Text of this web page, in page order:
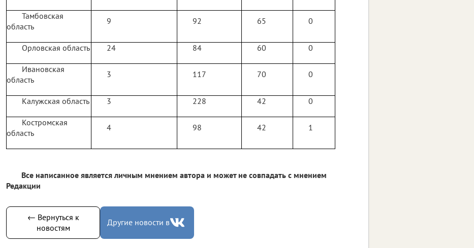
Тамбовская
область
9 92 65 0
Орловская область 24 84 60 0
Ивановская
область
3 117 70 0
Калужская область 3 228 42 0
Костромская
область
4 98 42 1
Все написанное является личным мнением автора и может не совпадать с мнением
Редакции
← Вернуться к
новостям
Другие новости в